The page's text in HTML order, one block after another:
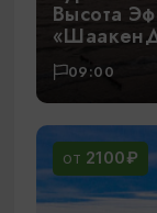
Высота
09:00
ОТ 2100₽